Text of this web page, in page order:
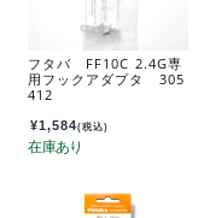
フタバ FF10C 2.4G専
用フックアダプタ 305
412
¥1,584(税込)